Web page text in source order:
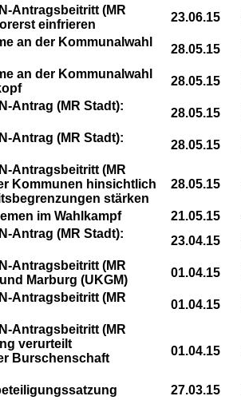
Antragsbeitritt (MR
einfrieren
23.06.15
an der Kommunalwahl
28.05.15
an der Kommunalwahl
28.05.15
Antrag (MR Stadt):
28.05.15
Antrag (MR Stadt):
28.05.15
Antragsbeitritt (MR
Kommunen hinsichtlich
stärken
28.05.15
im Wahlkampf 21.05.15
Antrag (MR Stadt):
23.04.15
Antragsbeitritt (MR
Marburg (UKGM)
01.04.15
Antragsbeitritt (MR
01.04.15
Antragsbeitritt (MR
verurteilt
Burschenschaft
01.04.15
27.03.15